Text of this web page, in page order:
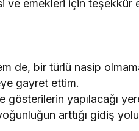
ve emekleri için teşekkür
de, bir türlü nasip
gayret ettim.
gösterilerin yapılacağı
arttığı gidiş